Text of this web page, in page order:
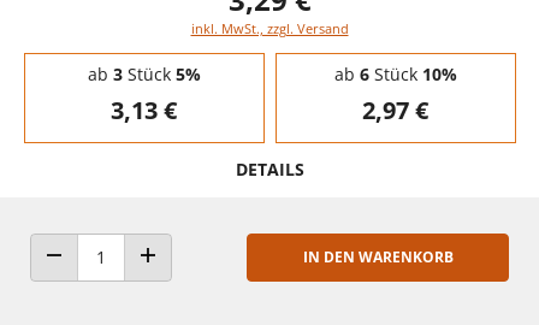
inkl. MwSt., zzgl. Versand
Staffelpreise - Mengenrabatt
ab 3Stück 5%
3,13 €
ab 6Stück 10%
2,97 €
DETAILS
ANZAHL VERRINGERNANZAHL ERHÖHEN
IN DEN WARENKORB